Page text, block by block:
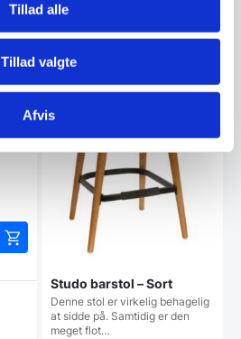
Tillad alle
Tillad valgte
Afvis
Studo barstol – Sort
Denne stol er virkelig behagelig
at sidde på. Samtidig er den
meget flot…